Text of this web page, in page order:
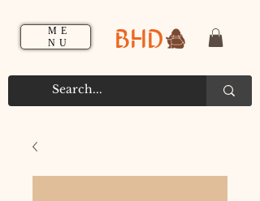
ME
NU
BHD